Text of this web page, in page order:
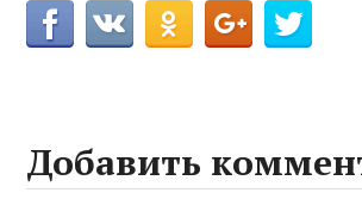
Добавить